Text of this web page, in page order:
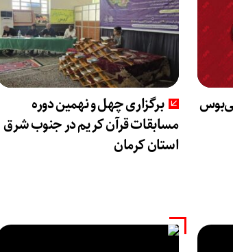
برگزاری چهل و نهمین دوره
مسابقات قرآن کریم در جنوب شرق
استان کرمان